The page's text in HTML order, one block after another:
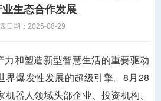
生态合作发展
日期：2025-08-29
力和塑造新型智慧生活的重要驱动
界爆发性发展的超级引擎。8月28
器人领域头部企业、投资机构、